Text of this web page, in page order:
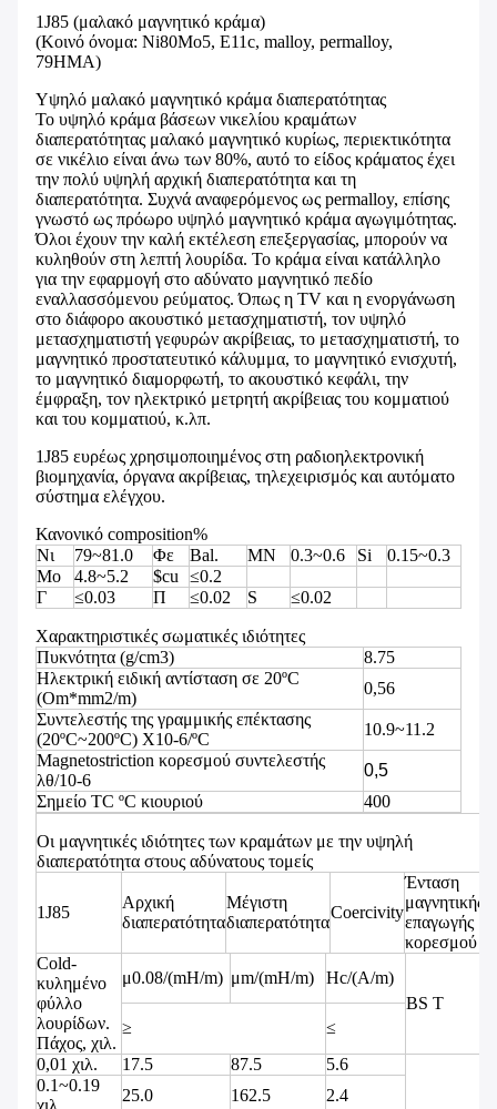
1J85 (μαλακό μαγνητικό κράμα)
(Κοινό όνομα: Ni80Mo5, E11c, malloy, permalloy,
79HMA)
Υψηλό μαλακό μαγνητικό κράμα διαπερατότητας
Το υψηλό κράμα βάσεων νικελίου κραμάτων
διαπερατότητας μαλακό μαγνητικό κυρίως, περιεκτικότητα
σε νικέλιο είναι άνω των 80%, αυτό το είδος κράματος έχει
την πολύ υψηλή αρχική διαπερατότητα και τη
διαπερατότητα. Συχνά αναφερόμενος ως permalloy, επίσης
γνωστό ως πρόωρο υψηλό μαγνητικό κράμα αγωγιμότητας.
Όλοι έχουν την καλή εκτέλεση επεξεργασίας, μπορούν να
κυληθούν στη λεπτή λουρίδα. Το κράμα είναι κατάλληλο
για την εφαρμογή στο αδύνατο μαγνητικό πεδίο
εναλλασσόμενου ρεύματος. Όπως η TV και η ενοργάνωση
στο διάφορο ακουστικό μετασχηματιστή, τον υψηλό
μετασχηματιστή γεφυρών ακρίβειας, το μετασχηματιστή, το
μαγνητικό προστατευτικό κάλυμμα, το μαγνητικό ενισχυτή,
το μαγνητικό διαμορφωτή, το ακουστικό κεφάλι, την
έμφραξη, τον ηλεκτρικό μετρητή ακρίβειας του κομματιού
και του κομματιού, κ.λπ.
1J85 ευρέως χρησιμοποιημένος στη ραδιοηλεκτρονική
βιομηχανία, όργανα ακρίβειας, τηλεχειρισμός και αυτόματο
σύστημα ελέγχου.
Κανονικό composition%
Νι
79~81.0 Φε Bal. ΜΝ 0.3~0.6 Si
0.15~0.3
Mo
4.8~5.2 $cu ≤0.2
Γ
≤0.03 Π ≤0.02 S ≤0.02
Χαρακτηριστικές σωματικές ιδιότητες
Πυκνότητα (g/cm3)
8.75
Ηλεκτρική ειδική αντίσταση σε 20ºC
(Om*mm2/m)
0,56
Συντελεστής της γραμμικής επέκτασης
(20ºC~200ºC) X10-6/ºC
10.9~11.2
Magnetostriction κορεσμού συντελεστής
λθ/10-6
0,5
Σημείο TC ºC κιουριού
400
Οι μαγνητικές ιδιότητες των κραμάτων με την υψηλή
διαπερατότητα στους αδύνατους τομείς
1J85
Αρχική
διαπερατότητα
Μέγιστη
διαπερατότητα
Coercivity
Ένταση
μαγνητικής
επαγωγής
κορεσμού
Сold-
κυλημένο
φύλλο
λουρίδων.
Πάχος, χιλ.
μ0.08/(mH/m) μm/(mH/m)
Hc/(A/m)
BS Τ
≥
≤
0,01 χιλ.
17.5 87.5
5.6
0.1~0.19
25.0 162.5 2.4